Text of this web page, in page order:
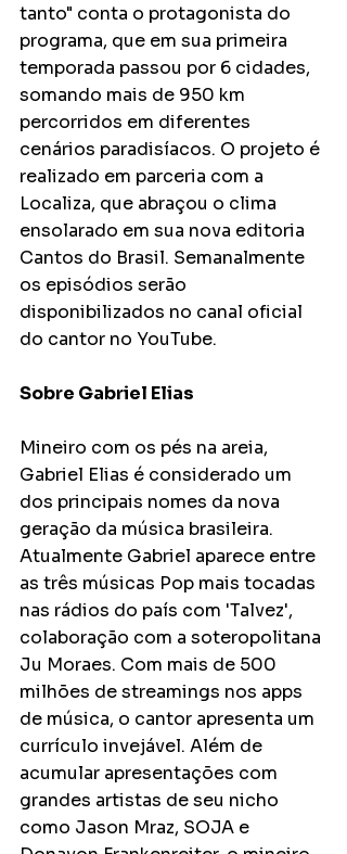
tanto" conta o protagonista do
programa, que em sua primeira
temporada passou por 6 cidades,
somando mais de 950 km
percorridos em diferentes
cenários paradisíacos. O projeto é
realizado em parceria com a
Localiza, que abraçou o clima
ensolarado em sua nova editoria
Cantos do Brasil. Semanalmente
os episódios serão
disponibilizados no canal oficial
do cantor no YouTube.
Sobre Gabriel Elias
Mineiro com os pés na areia,
Gabriel Elias é considerado um
dos principais nomes da nova
geração da música brasileira.
Atualmente Gabriel aparece entre
as três músicas Pop mais tocadas
nas rádios do país com 'Talvez',
colaboração com a soteropolitana
Ju Moraes. Com mais de 500
milhões de streamings nos apps
de música, o cantor apresenta um
currículo invejável. Além de
acumular apresentações com
grandes artistas de seu nicho
como Jason Mraz, SOJA e